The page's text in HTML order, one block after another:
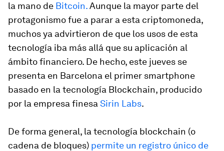
la mano de Bitcoin.Aunque la mayor parte del
protagonismo fue a parar a esta criptomoneda,
muchos ya advirtieron de que los usos de esta
tecnología iba más allá que su aplicación al
ámbito financiero. De hecho, este jueves se
presenta en Barcelona el primer smartphone
basado en la tecnología Blockchain, producido
por la empresa finesa Sirin Labs.
De forma general, la tecnología blockchain (o
cadena de bloques) permite un registro único de